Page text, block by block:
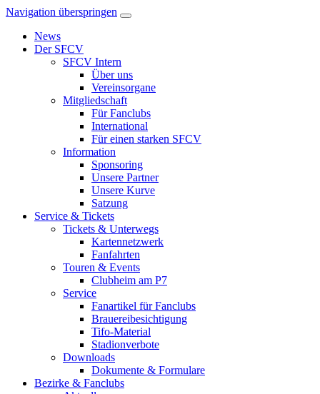
Navigation überspringen
News
Der SFCV
SFCV Intern
Über uns
Vereinsorgane
Mitgliedschaft
Für Fanclubs
International
Für einen starken SFCV
Information
Sponsoring
Unsere Partner
Unsere Kurve
Satzung
Service & Tickets
Tickets & Unterwegs
Kartennetzwerk
Fanfahrten
Touren & Events
Clubheim am P7
Service
Fanartikel für Fanclubs
Brauereibesichtigung
Tifo-Material
Stadionverbote
Downloads
Dokumente & Formulare
Bezirke & Fanclubs